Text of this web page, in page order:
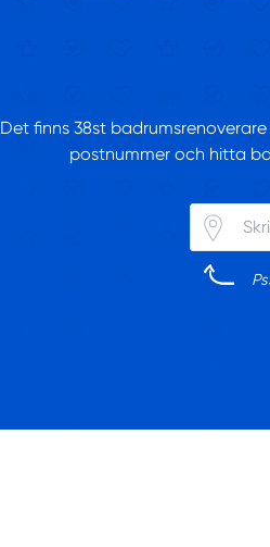
Det finns 38st
postnummer och hitta